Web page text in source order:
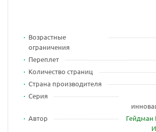
Возрастные
ограничения
Переплет
Количество страниц
Страна производителя
Серия
Автор
Гейдман